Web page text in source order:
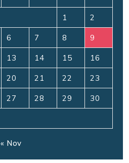
1 2
6 7 8 9
13 14 15 16
20 21 22 23
27 28 29 30
« Nov